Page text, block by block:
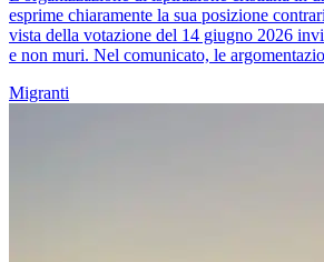
esprime chiaramente la sua posizione
vista della votazione del 14 giugno 2026
e non muri. Nel comunicato, le
Migranti